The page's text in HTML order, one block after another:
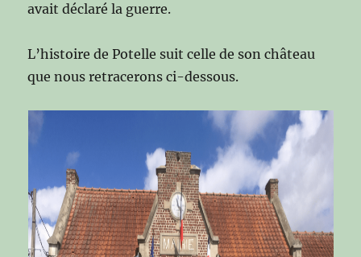
avait déclaré la guerre.
L’histoire de Potelle suit celle de son château
que nous retracerons ci-dessous.